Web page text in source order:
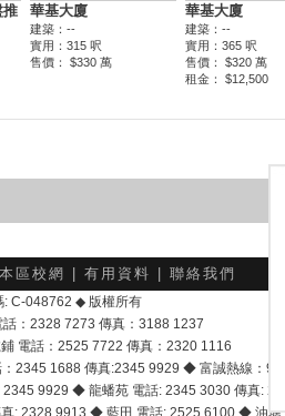
本區校網 有用資料 聯絡我們
C-048762 ◆ 版權所有
：2328 7273 傳真：3188 1237
電話：2525 7722 傳真：2320 1116
2345 1688 傳真:2345 9929 ◆ 富誠熱線：
9929 ◆ 龍蟠苑 電話: 2345 3030 傳真:
: 2328 9913 ◆ 藍田 電話: 2525 6100 ◆ 油